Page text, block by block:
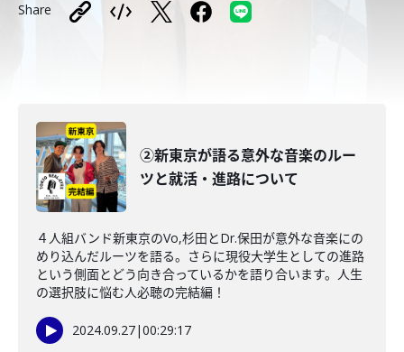
Share
②新東京が語る意外な音楽のルー
ツと就活・進路について
４人組バンド新東京のVo,杉田とDr.保田が意外な音楽にの
めり込んだルーツを語る。さらに現役大学生としての進路
という側面とどう向き合っているかを語り合います。人生
の選択肢に悩む人必聴の完結編！
2024.09.27|00:29:17